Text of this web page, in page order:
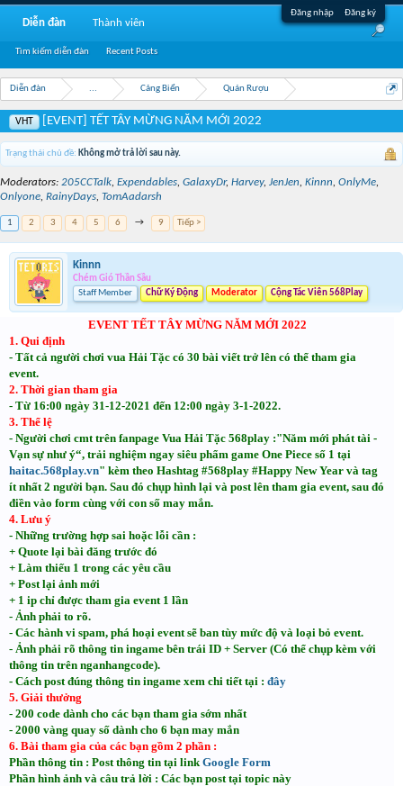
Đăng nhập Đăng ký
Diễn đàn ... Cảng Biển Quán Rượu
VHT [EVENT] TẾT TÂY MỪNG NĂM MỚI 2022
Trạng thái chủ đề: Không mở trả lời sau này.
Moderators: 205CCTalk, Expendables, GalaxyDr, Harvey, JenJen, Kinnn, OnlyMe,
Onlyone, RainyDays, TomAadarsh
1 2 3 4 5 6 → 9 Tiếp >
Kinnn
Chém Gió Thần Sầu
Staff Member
Chữ Ký Động Moderator Cộng Tác Viên 568Play
EVENT TẾT TÂY MỪNG NĂM MỚI 2022
1. Qui định
- Tất cả người chơi vua Hải Tặc có 30 bài viết trở lên có thể tham gia
event.
2. Thời gian tham gia
- Từ 16:00 ngày 31-12-2021 đến 12:00 ngày 3-1-2022.
3. Thể lệ
- Người chơi cmt trên fanpage Vua Hải Tặc 568play :"Năm mới phát tài -
Vạn sự như ý“, trải nghiệm ngay siêu phẩm game One Piece số 1 tại
haitac.568play.vn" kèm theo Hashtag #568play #Happy New Year và tag
ít nhất 2 người bạn. Sau đó chụp hình lại và post lên tham gia event, sau đó
điền vào form cùng với con số may mắn.
4. Lưu ý
- Những trường hợp sai hoặc lỗi cần :
+ Quote lại bài đăng trước đó
+ Làm thiếu 1 trong các yêu cầu
+ Post lại ảnh mới
+ 1 ip chỉ được tham gia event 1 lần
- Ảnh phải to rõ.
- Các hành vi spam, phá hoại event sẽ ban tùy mức độ và loại bỏ event.
- Ảnh phải rõ thông tin ingame bên trái ID + Server (Có thể chụp kèm với
thông tin trên nganhangcode).
- Cách post đúng thông tin ingame xem chi tiết tại : đây
5. Giải thưởng
- 200 code dành cho các bạn tham gia sớm nhất
- 2000 vàng quay số dành cho 6 bạn may mắn
6. Bài tham gia của các bạn gồm 2 phần :
Phần thông tin : Post thông tin tại linkGoogle Form
Phần hình ảnh và câu trả lời : Các bạn post tại topic này
Diễn đàn
Tìm kiếm diễn đàn Recent Posts
Thành viên